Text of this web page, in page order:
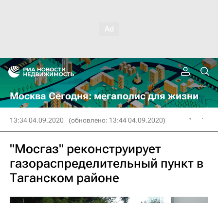
Москва Сегодня: мегаполис для жизни
13:34 04.09.2020 (обновлено: 13:44 04.09.2020)
"Мосгаз" реконструирует
газораспределительный пункт в
Таганском районе